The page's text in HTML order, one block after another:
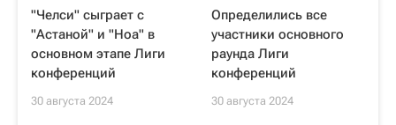
"Челси" сыграет с
"Астаной" и "Ноа" в
основном этапе Лиги
конференций
30 августа 2024
Определились все
участники основного
раунда Лиги
конференций
30 августа 2024